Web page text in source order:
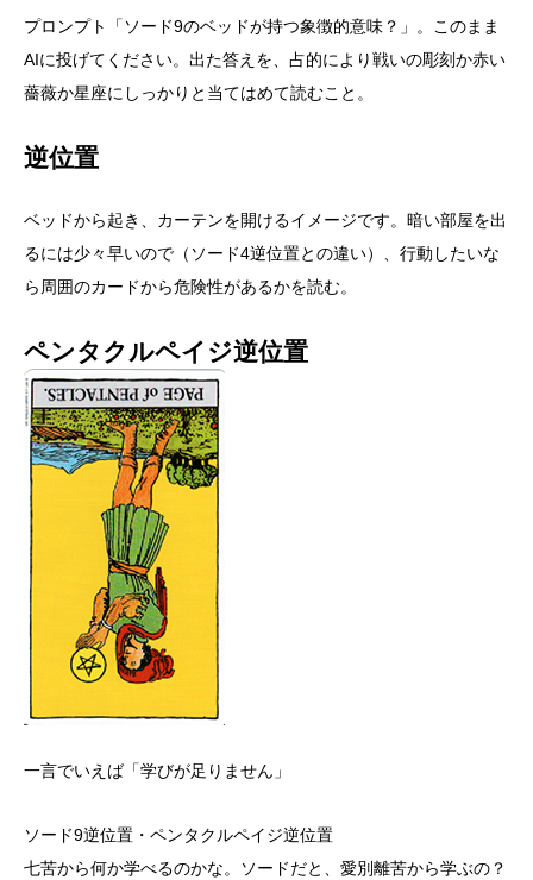
プロンプト「ソード9のベッドが持つ象徴的意味？」。このまま
AIに投げてください。出た答えを、占的により戦いの彫刻か赤い
薔薇か星座にしっかりと当てはめて読むこと。
逆位置
ベッドから起き、カーテンを開けるイメージです。暗い部屋を出
るには少々早いので（ソード4逆位置との違い）、行動したいな
ら周囲のカードから危険性があるかを読む。
ペンタクルペイジ逆位置
一言でいえば「学びが足りません」
ソード9逆位置・ペンタクルペイジ逆位置
七苦から何か学べるのかな。ソードだと、愛別離苦から学ぶの？